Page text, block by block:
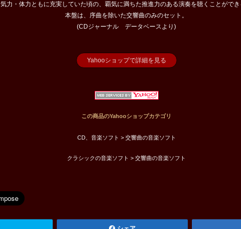
気力・体力ともに充実していた頃の、覇気に満ちた推進力のある演奏を聴くことができ
本盤は、序曲を除いた交響曲のみのセット。
(CDジャーナル データベースより)
Yahooショップで詳細を見る
この商品のYahooショップカテゴリ
CD、音楽ソフト > 交響曲の音楽ソフト
クラシックの音楽ソフト > 交響曲の音楽ソフト